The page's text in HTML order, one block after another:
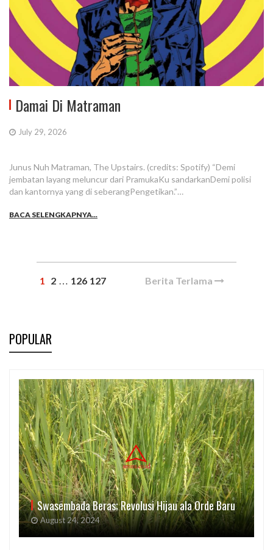
Damai Di Matraman
July 29, 2026
Junus Nuh Matraman, The Upstairs. (credits: Spotify) “Demi
jembatan layang meluncur dari PramukaKu sandarkanDemi polisi
dan kantornya yang di seberangPengetikan.”…
BACA SELENGKAPNYA...
1 2 … 126 127 Berita Terlama
POPULAR
Swasembada Beras; Revolusi Hijau ala Orde Baru
August 24, 2024